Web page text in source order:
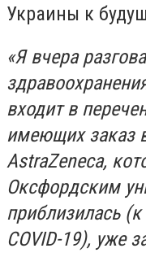
Украины к
«Я вчера
входит в
имеющих заказ
AstraZeneca,
Оксфордским
приблизилась
COVID-19), уже